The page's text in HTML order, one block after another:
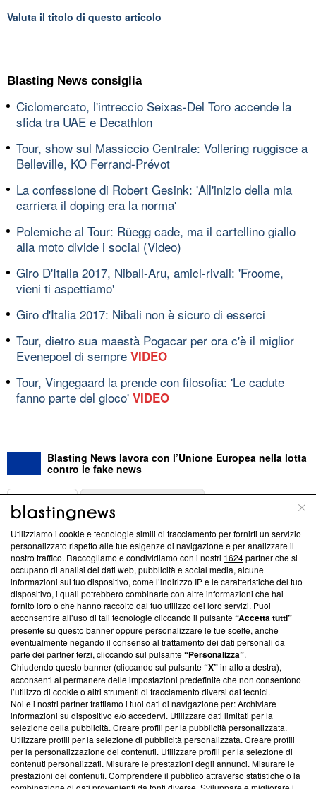
Valuta il titolo di questo articolo
Blasting News consiglia
Ciclomercato, l'intreccio Seixas-Del Toro accende la
sfida tra UAE e Decathlon
Tour, show sul Massiccio Centrale: Vollering ruggisce a
Belleville, KO Ferrand-Prévot
La confessione di Robert Gesink: 'All'inizio della mia
carriera il doping era la norma'
Polemiche al Tour: Rüegg cade, ma il cartellino giallo
alla moto divide i social (Video)
Giro D'Italia 2017, Nibali-Aru, amici-rivali: 'Froome,
vieni ti aspettiamo'
Giro d'Italia 2017: Nibali non è sicuro di esserci
Tour, dietro sua maestà Pogacar per ora c'è il miglior
Evenepoel di sempre VIDEO
Tour, Vingegaard la prende con filosofia: 'Le cadute
fanno parte del gioco' VIDEO
Blasting News lavora con l’Unione Europea nella lotta
contro le fake news
ABOUT
Questa sezione offre informazioni trasparenti su Blasting
News, sui nostri processi editoriali e su come ci impegniamo a
creare news di qualità. Inoltre, afferma la nostra aderenza a
‘Trust Project - News with Integrity’Blasting News non è
ancora membro del programma, ma ha richiesto di farne
parte; Trust Project non ha ancora effettuato una verifica di
conformità agli standard.
Su di noi
Team editoriale
Corporate
Redazione
Informativa Privacy
Cookie Policy
Utilizziamo i cookie e tecnologie simili di tracciamento per fornirti un servizio
personalizzato rispetto alle tue esigenze di navigazione e per analizzare il
nostro traffico. Raccogliamo e condividiamo con i nostri 1624partner che si
occupano di analisi dei dati web, pubblicità e social media, alcune
informazioni sul tuo dispositivo, come l’indirizzo IP e le caratteristiche del tuo
dispositivo, i quali potrebbero combinarle con altre informazioni che hai
fornito loro o che hanno raccolto dal tuo utilizzo dei loro servizi. Puoi
acconsentire all’uso di tali tecnologie cliccando il pulsante“Accetta tutti”
presente su questo banner oppure personalizzare le tue scelte, anche
eventualmente negando il consenso al trattamento dei dati personali da
parte dei partner terzi, cliccando sul pulsante“Personalizza”.
Chiudendo questo banner (cliccando sul pulsante“X”in alto a destra),
acconsenti al permanere delle impostazioni predefinite che non consentono
l’utilizzo di cookie o altri strumenti di tracciamento diversi dai tecnici.
Noi e i nostri partner trattiamo i tuoi dati di navigazione per: Archiviare
informazioni su dispositivo e/o accedervi. Utilizzare dati limitati per la
selezione della pubblicità. Creare profili per la pubblicità personalizzata.
Utilizzare profili per la selezione di pubblicità personalizzata. Creare profili
per la personalizzazione dei contenuti. Utilizzare profili per la selezione di
contenuti personalizzati. Misurare le prestazioni degli annunci. Misurare le
prestazioni dei contenuti. Comprendere il pubblico attraverso statistiche o la